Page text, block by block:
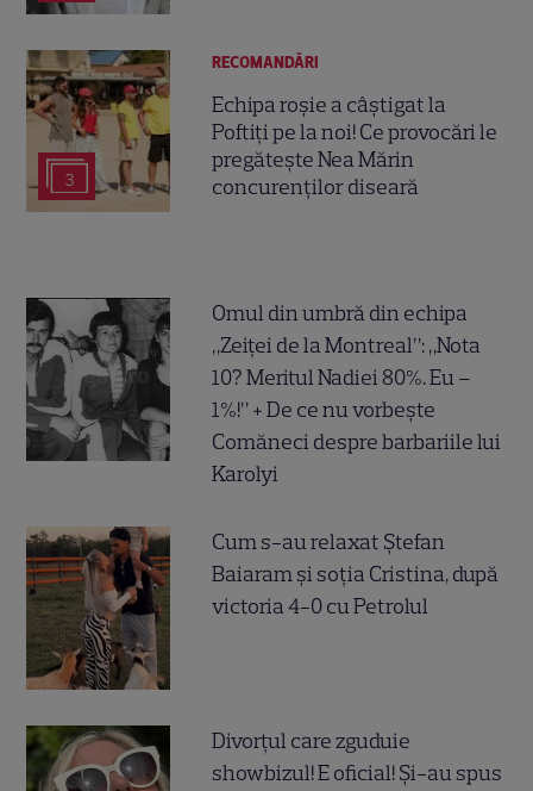
3
RECOMANDĂRI
Echipa roșie a câștigat la
Poftiți pe la noi! Ce provocări le
pregătește Nea Mărin
concurenților diseară
Omul din umbră din echipa
„Zeiței de la Montreal”: „Nota
10? Meritul Nadiei 80%. Eu –
1%!” + De ce nu vorbește
Comăneci despre barbariile lui
Karolyi
Cum s-au relaxat Ștefan
Baiaram și soția Cristina, după
victoria 4-0 cu Petrolul
Divorțul care zguduie
showbizul! E oficial! Și-au spus